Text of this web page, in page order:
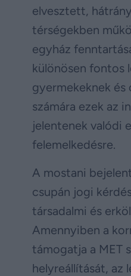
elvesztett,
térségekben
egyház
különösen fontos
gyermekeknek és
számára ezek az
jelentenek valódi
felemelkedésre.
A mostani
csupán jogi
társadalmi és
Amennyiben a
támogatja a MET
helyreállítását, az